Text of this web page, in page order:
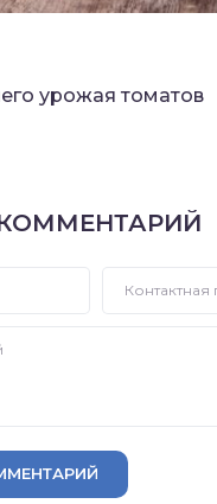
урожая томатов